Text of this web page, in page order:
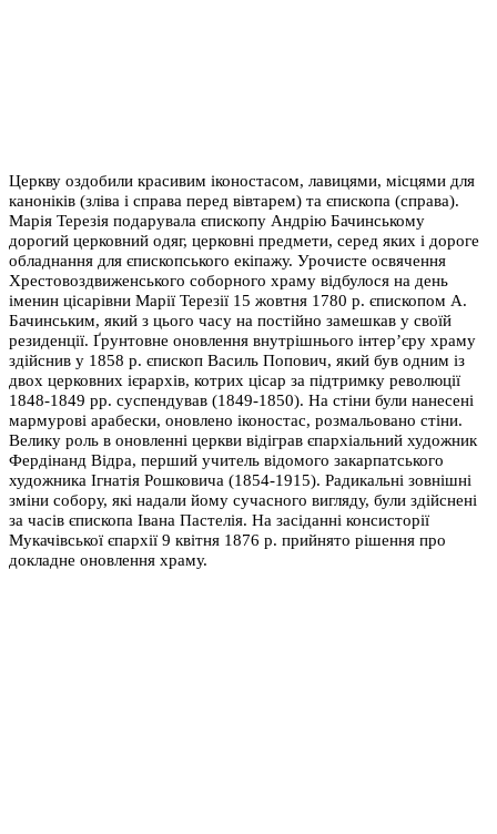
Церкву оздобили красивим іконостасом, лавицями, місцями для
каноніків (зліва і справа перед вівтарем) та єпископа (справа).
Марія Терезія подарувала єпископу Андрію Бачинському
дорогий церковний одяг, церковні предмети, серед яких і дороге
обладнання для єпископського екіпажу. Урочисте освячення
Хрестовоздвиженського соборного храму відбулося на день
іменин цісарівни Марії Терезії 15 жовтня 1780 р. єпископом А.
Бачинським, який з цього часу на постійно замешкав у своїй
резиденції. Ґрунтовне оновлення внутрішнього інтер’єру храму
здійснив у 1858 р. єпископ Василь Попович, який був одним із
двох церковних ієрархів, котрих цісар за підтримку революції
1848-1849 рр. суспендував (1849-1850). На стіни були нанесені
мармурові арабески, оновлено іконостас, розмальовано стіни.
Велику роль в оновленні церкви відіграв єпархіальний художник
Фердінанд Відра, перший учитель відомого закарпатського
художника Ігнатія Рошковича (1854-1915). Радикальні зовнішні
зміни собору, які надали йому сучасного вигляду, були здійснені
за часів єпископа Івана Пастелія. На засіданні консисторії
Мукачівської єпархії 9 квітня 1876 р. прийнято рішення про
докладне оновлення храму.